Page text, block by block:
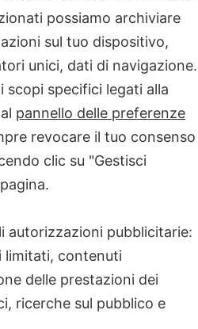
il
2
possiamo archiviare
sul tuo dispositivo,
unici, dati di navigazione.
scopi specifici legati alla
pannello delle preferenze
revocare il tuo consenso
clic su "Gestisci
autorizzazioni pubblicitarie:
limitati, contenuti
delle prestazioni dei
ricerche sul pubblico e